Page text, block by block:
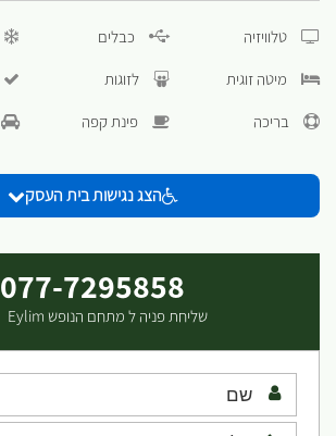
טלוויזיה כבלים
מיטה זוגית לזוגות
בריכה פינת קפה
הצג נגישות בית העסק
077-7295858
שליחת פניה ל מתחם הנופש Eylim